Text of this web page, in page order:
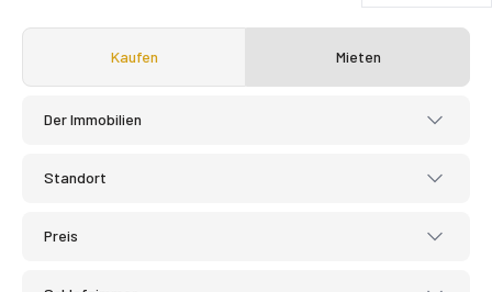
Kaufen Mieten
Der Immobilien
Standort
Preis